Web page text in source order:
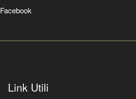
Facebook
Link Utili